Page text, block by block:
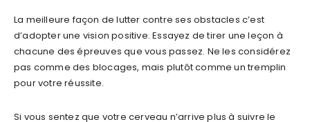
La meilleure façon de lutter contre ses obstacles c’est
d’adopter une vision positive. Essayez de tirer une leçon à
chacune des épreuves que vous passez. Ne les considérez
pas comme des blocages, mais plutôt comme un tremplin
pour votre réussite.
Si vous sentez que votre cerveau n’arrive plus à suivre le